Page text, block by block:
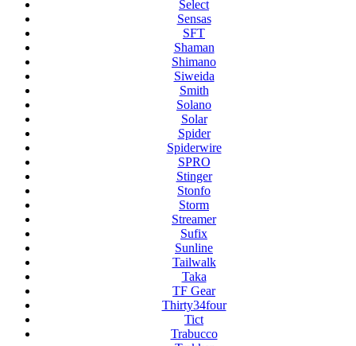
Select
Sensas
SFT
Shaman
Shimano
Siweida
Smith
Solano
Solar
Spider
Spiderwire
SPRO
Stinger
Stonfo
Storm
Streamer
Sufix
Sunline
Tailwalk
Taka
TF Gear
Thirty34four
Tict
Trabucco